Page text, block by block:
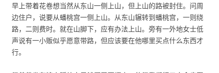
早上带着花卷想当然从东山一侧上山，但上山的路被封住。问周
边住户，说要从蟠桃宫一侧上山。从东山辗转到蟠桃宫，一则绕
路，二则费时。就在山脚下，应有办法上山。旁有一外地女士低
声说有一小贩似乎愿意带路，但应该要在他哪里买点什么东西才
行。